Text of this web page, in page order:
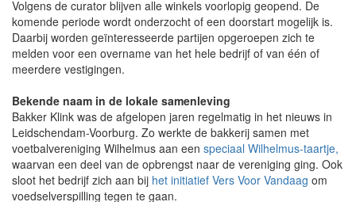
Volgens de curator blijven alle winkels voorlopig geopend. De
komende periode wordt onderzocht of een doorstart mogelijk is.
Daarbij worden geïnteresseerde partijen opgeroepen zich te
melden voor een overname van het hele bedrijf of van één of
meerdere vestigingen.
Bekende naam in de lokale samenleving
Bakker Klink was de afgelopen jaren regelmatig in het nieuws in
Leidschendam-Voorburg. Zo werkte de bakkerij samen met
voetbalvereniging Wilhelmus aan een speciaal Wilhelmus-taartje,
waarvan een deel van de opbrengst naar de vereniging ging. Ook
sloot het bedrijf zich aan bij het initiatief Vers Voor Vandaag om
voedselverspilling tegen te gaan.